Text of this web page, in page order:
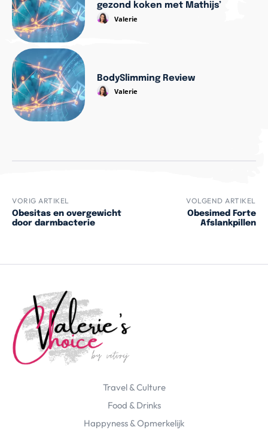
gezond koken met Mathijs’
Valerie
BodySlimming Review
Valerie
VORIG ARTIKEL
Obesitas en overgewicht
door darmbacterie
VOLGEND ARTIKEL
Obesimed Forte
Afslankpillen
Travel & Culture
Food & Drinks
Happyness & Opmerkelijk